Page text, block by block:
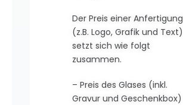
Der Preis einer Anfertigung
(z.B. Logo, Grafik und Text)
setzt sich wie folgt
zusammen.
– Preis des Glases (inkl.
Gravur und Geschenkbox)